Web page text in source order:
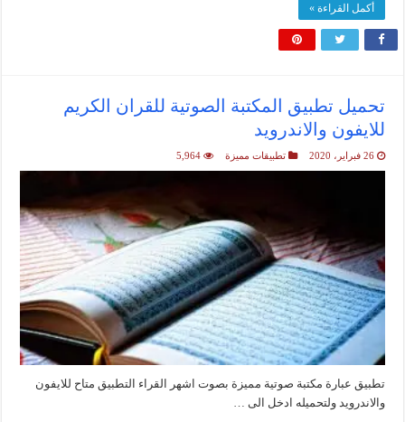
أكمل القراءة »
تحميل تطبيق المكتبة الصوتية للقران الكريم
للايفون والاندرويد
26 فبراير، 2020 تطبيقات مميزة 5,964
تطبيق عبارة مكتبة صوتية مميزة بصوت اشهر القراء التطبيق متاح للايفون
والاندرويد ولتحميله ادخل الى …